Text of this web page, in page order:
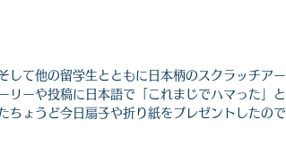
て他の留学生とともに日本柄のスクラッチアー
リーや投稿に日本語で「これまじでハマった」と
ちょうど今日扇子や折り紙をプレゼントしたので